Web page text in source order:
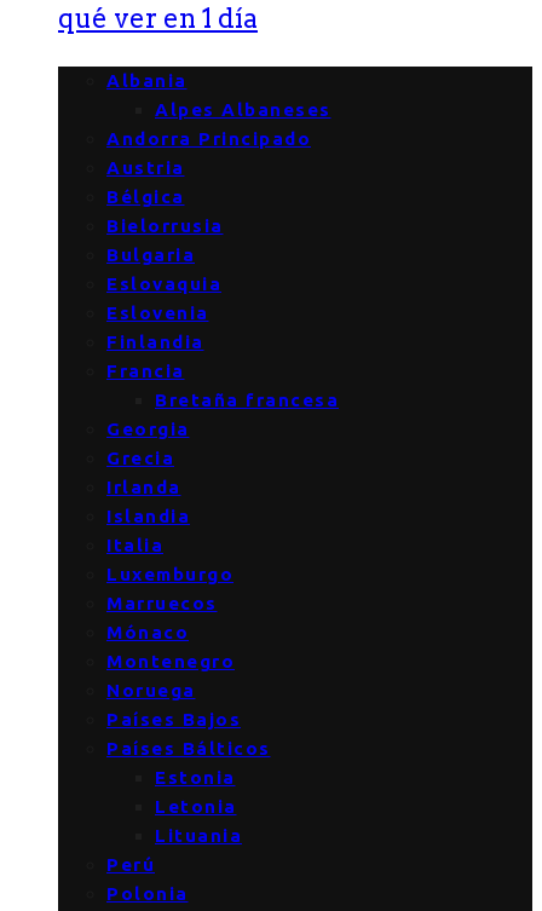
qué ver en 1 día
Albania
Alpes Albaneses
Andorra Principado
Austria
Bélgica
Bielorrusia
Bulgaria
Eslovaquia
Eslovenia
Finlandia
Francia
Bretaña francesa
Georgia
Grecia
Irlanda
Islandia
Italia
Luxemburgo
Marruecos
Mónaco
Montenegro
Noruega
Países Bajos
Países Bálticos
Estonia
Letonia
Lituania
Perú
Polonia